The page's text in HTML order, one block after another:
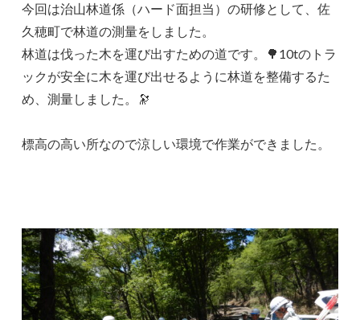
今回は治山林道係（ハード面担当）の研修として、佐
久穂町で林道の測量をしました。
林道は伐った木を運び出すための道です。🌳10tのトラ
ックが安全に木を運び出せるように林道を整備するた
め、測量しました。🔭
標高の高い所なので涼しい環境で作業ができました。